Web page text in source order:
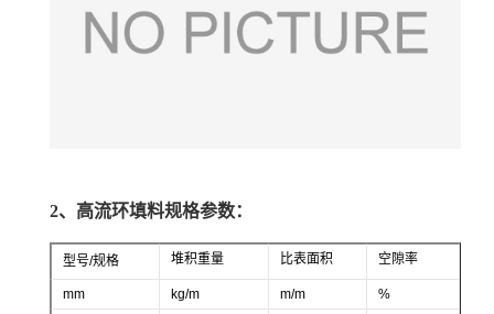
2、高流环填料规格参数：
型号/规格 堆积重量 比表面积 空隙率
mm kg/m m/m %